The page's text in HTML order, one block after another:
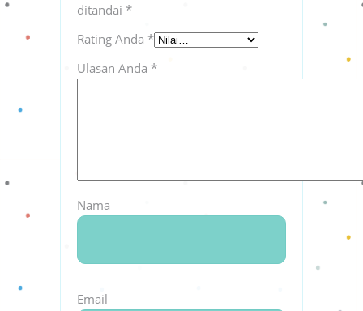
ditandai *
Rating Anda *
Ulasan Anda *
Nama
Email